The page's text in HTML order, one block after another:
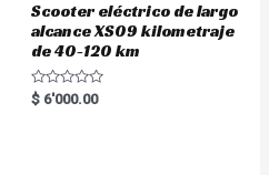
Scooter eléctrico de largo
alcance XS09 kilometraje
de 40-120 km
R
a
$ 6'000.00